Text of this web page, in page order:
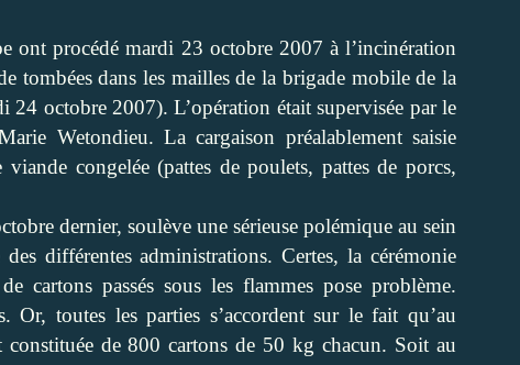
ont procédé mardi 23 octobre 2007 à l’incinération
tombées dans les mailles de la brigade mobile de la
octobre 2007). L’opération était supervisée par le
Wetondieu. La cargaison préalablement saisie
congelée (pattes de poulets, pattes de porcs,
dernier, soulève une sérieuse polémique au sein
différentes administrations. Certes, la cérémonie
cartons passés sous les flammes pose problème.
toutes les parties s’accordent sur le fait qu’au
constituée de 800 cartons de 50 kg chacun. Soit au